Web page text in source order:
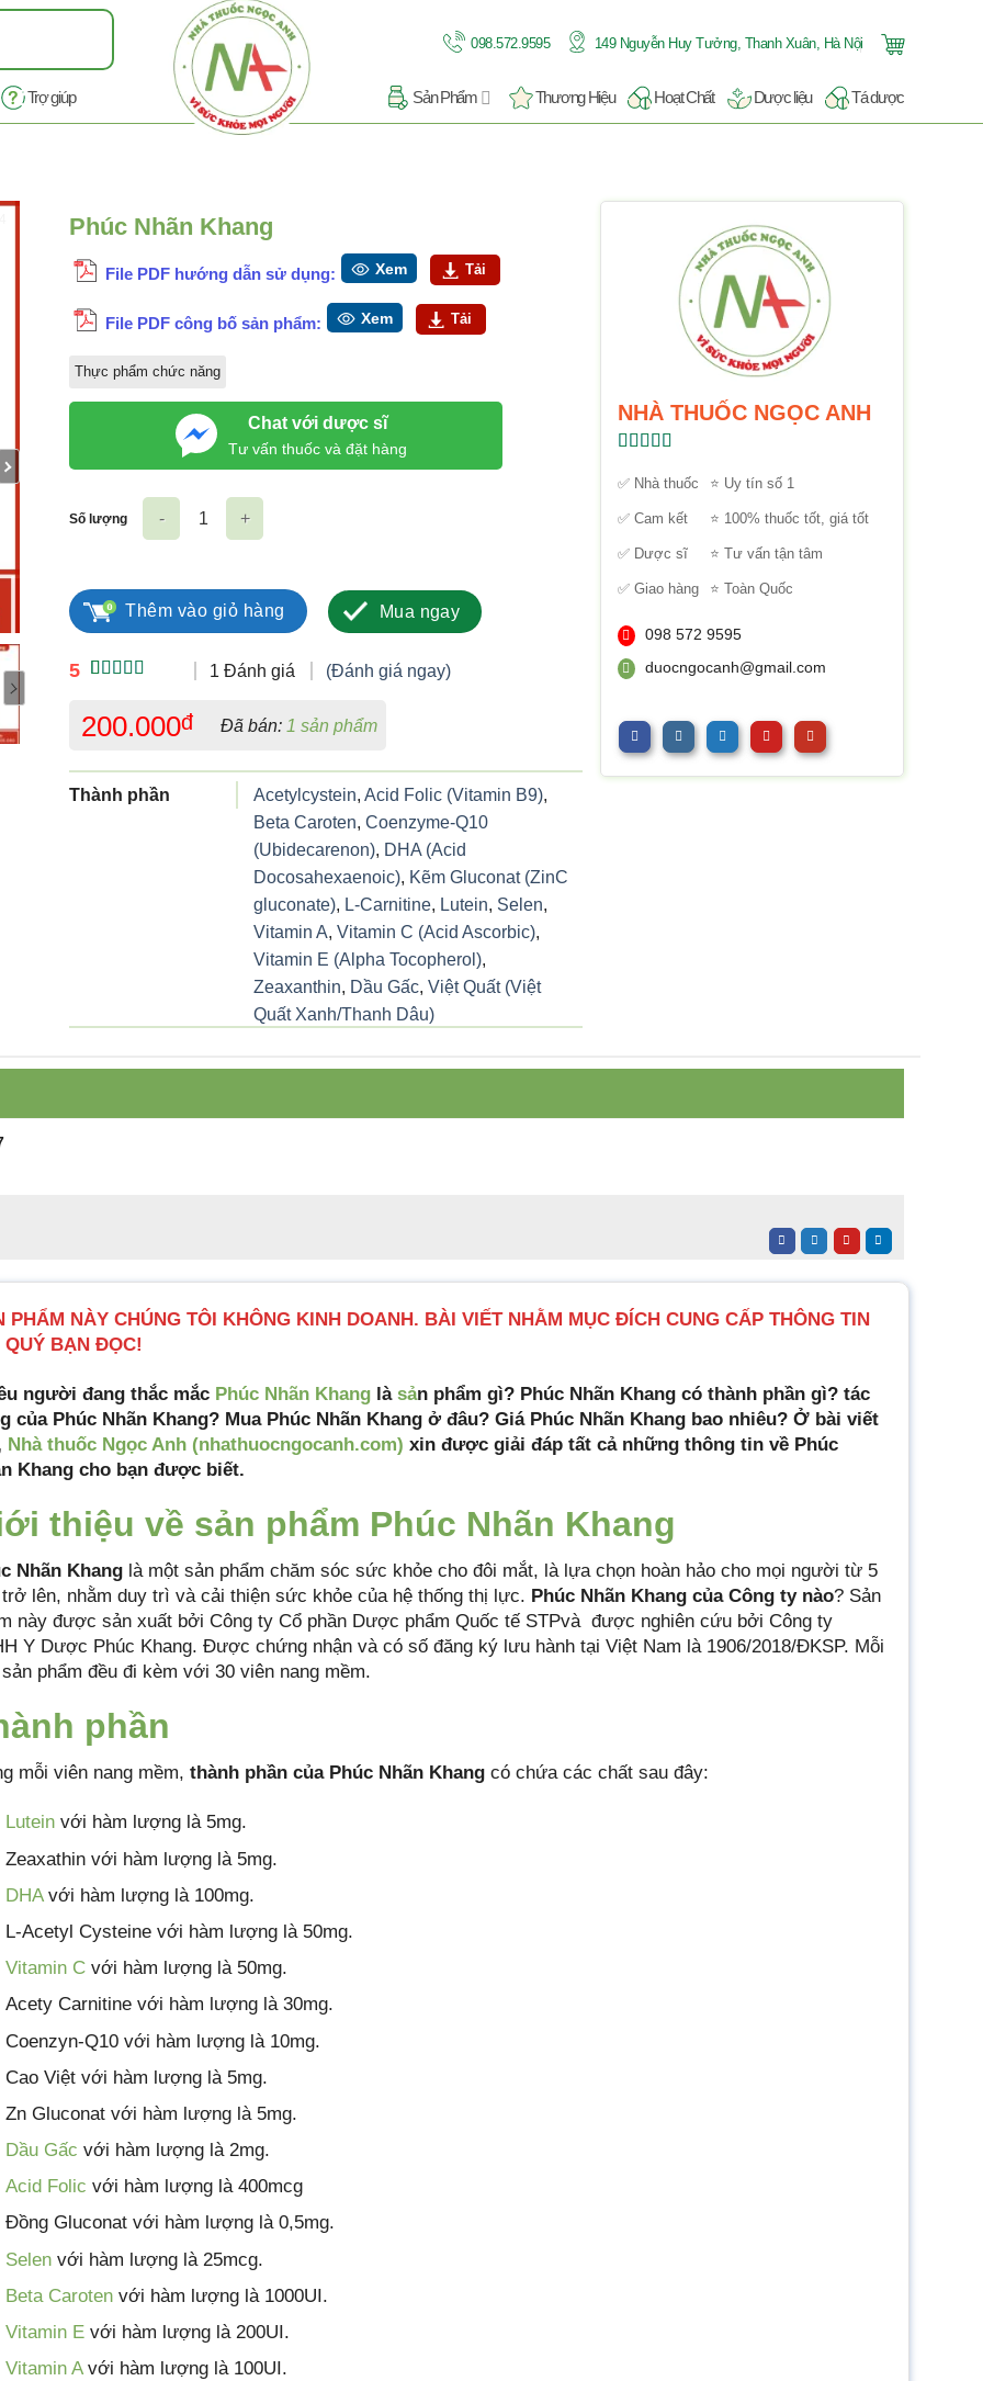
098.572.9595 149 Nguyễn Huy Tưởng, Thanh Xuân, Hà Nội
Trợ giúp Sản Phẩm Thương Hiệu Hoạt Chất Dược liệu Tá dược
Phúc Nhãn Khang
File PDF hướng dẫn sử dụng: Xem Tải
File PDF công bố sản phẩm: Xem Tải
Thực phẩm chức năng
Chat với dược sĩ
Tư vấn thuốc và đặt hàng
5
đánh giá
1 Đánh giá (Đánh giá ngay)
200.000đ Đã bán: 1 sản phẩm
Thành phần Acetylcystein,Acid Folic (Vitamin B9),
Beta Caroten,Coenzyme-Q10
(Ubidecarenon), DHA (Acid
Docosahexaenoic), Kẽm Gluconat (ZinC
gluconate), L-Carnitine, Lutein, Selen,
Vitamin A,Vitamin C (Acid Ascorbic),
Vitamin E (Alpha Tocopherol),
Zeaxanthin, Dầu Gấc,Việt Quất (Việt
Quất Xanh/Thanh Dâu)
Xuất xứ
Quy cách đóng gói Hộp 1 lọ 30 viên
Hạn sử dụng 36 tháng kể từ ngày sản xuất
Số lượng
Thêm vào giỏ hàng Mua ngay
NHÀ THUỐC NGỌC ANH
hạng5.005
✅ Nhà thuốc ⭐ Uy tín số 1
✅ Cam kết ⭐ 100% thuốc tốt, giá tốt
✅ Dược sĩ ⭐ Tư vấn tận tâm
✅ Giao hàng ⭐ Toàn Quốc
098 572 9595
duocngocanh@gmail.com
PHẨM NÀY CHÚNG TÔI KHÔNG KINH DOANH. BÀI VIẾT NHẰM MỤC ĐÍCH CUNG CẤP THÔNG TIN
QUÝ BẠN ĐỌC!
người đang thắc mắc Phúc Nhãn Khang là sản phẩm gì? Phúc Nhãn Khang có thành phần gì? tác
của Phúc Nhãn Khang? Mua Phúc Nhãn Khang ở đâu? Giá Phúc Nhãn Khang bao nhiêu? Ở bài viết
Nhà thuốc Ngọc Anh (nhathuocngocanh.com) xin được giải đáp tất cả những thông tin về Phúc
Khang cho bạn được biết.
thiệu về sản phẩm Phúc Nhãn Khang
Nhãn Khang là một sản phẩm chăm sóc sức khỏe cho đôi mắt, là lựa chọn hoàn hảo cho mọi người từ 5
lên, nhằm duy trì và cải thiện sức khỏe của hệ thống thị lực. Phúc Nhãn Khang của Công ty nào? Sản
này được sản xuất bởi Công ty Cổ phần Dược phẩm Quốc tế STPvà được nghiên cứu bởi Công ty
Y Dược Phúc Khang. Được chứng nhận và có số đăng ký lưu hành tại Việt Nam là 1906/2018/ĐKSP. Mỗi
phẩm đều đi kèm với 30 viên nang mềm.
phần
mỗi viên nang mềm, thành phần của Phúc Nhãn Khang có chứa các chất sau đây:
Lutein với hàm lượng là 5mg.
Zeaxathin với hàm lượng là 5mg.
DHAvới hàm lượng là 100mg.
L-Acetyl Cysteine với hàm lượng là 50mg.
Vitamin C với hàm lượng là 50mg.
Acety Carnitine với hàm lượng là 30mg.
Coenzyn-Q10 với hàm lượng là 10mg.
Cao Việt với hàm lượng là 5mg.
Zn Gluconat với hàm lượng là 5mg.
Dầu Gấc với hàm lượng là 2mg.
Acid Folic với hàm lượng là 400mcg
Đồng Gluconat với hàm lượng là 0,5mg.
Selen với hàm lượng là 25mcg.
Beta Caroten với hàm lượng là 1000UI.
Vitamin E với hàm lượng là 200UI.
Vitamin Avới hàm lượng là 100UI.